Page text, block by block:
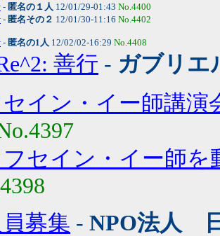
- 匿名の１人 12/01/29-01:43 No.4400
- 匿名その２ 12/01/30-11:16 No.4402
- 匿名の1人 12/02/02-16:29 No.4408
善行 - ガブリエ
セイン・イー師講演
フセイン・イー師を
員募集 - NPO法人